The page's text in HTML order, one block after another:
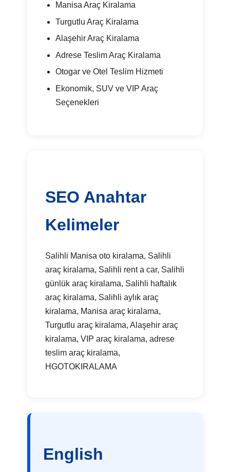
Manisa Araç Kiralama
Turgutlu Araç Kiralama
Alaşehir Araç Kiralama
Adrese Teslim Araç Kiralama
Otogar ve Otel Teslim Hizmeti
Ekonomik, SUV ve VIP Araç
Seçenekleri
SEO Anahtar
Kelimeler
Salihli Manisa oto kiralama, Salihli
araç kiralama, Salihli rent a car, Salihli
günlük araç kiralama, Salihli haftalık
araç kiralama, Salihli aylık araç
kiralama, Manisa araç kiralama,
Turgutlu araç kiralama, Alaşehir araç
kiralama, VIP araç kiralama, adrese
teslim araç kiralama,
HGOTOKIRALAMA
English